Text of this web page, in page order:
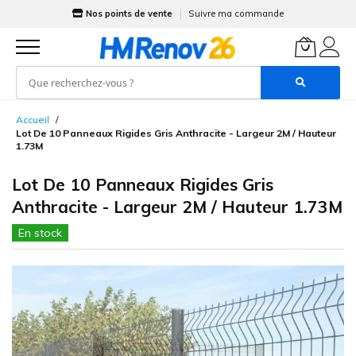
Nos points de vente Suivre ma commande
contenu
Accueil
Lot De 10 Panneaux Rigides Gris Anthracite - Largeur 2M / Hauteur
1.73M
Lot De 10 Panneaux Rigides Gris
Anthracite - Largeur 2M / Hauteur 1.73M
En stock
end
of
the